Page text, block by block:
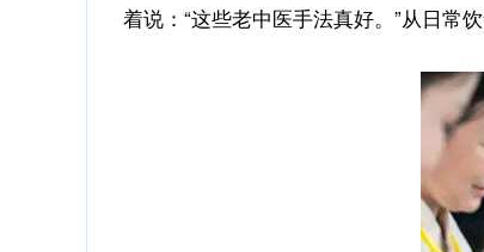
着说：“这些老中医手法真好。”从日常